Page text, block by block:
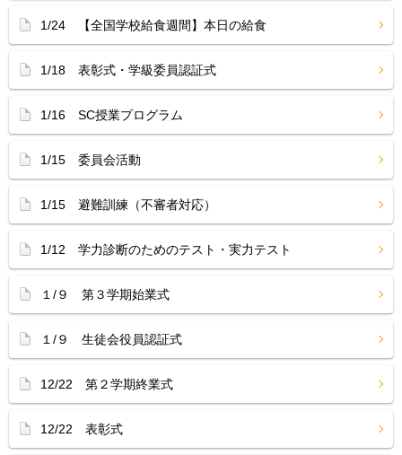
1/24 【全国学校給食週間】本日の給食
1/18 表彰式・学級委員認証式
1/16 SC授業プログラム
1/15 委員会活動
1/15 避難訓練（不審者対応）
1/12 学力診断のためのテスト・実力テスト
１/９ 第３学期始業式
１/９ 生徒会役員認証式
12/22 第２学期終業式
12/22 表彰式